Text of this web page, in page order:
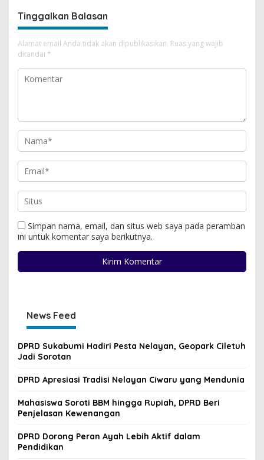
Tinggalkan Balasan
Alamat email Anda tidak akan dipublikasikan. Ruas yang wajib
ditandai *
Simpan nama, email, dan situs web saya pada peramban
ini untuk komentar saya berikutnya.
News Feed
DPRD Sukabumi Hadiri Pesta Nelayan, Geopark Ciletuh
Jadi Sorotan
DPRD Apresiasi Tradisi Nelayan Ciwaru yang Mendunia
Mahasiswa Soroti BBM hingga Rupiah, DPRD Beri
Penjelasan Kewenangan
DPRD Dorong Peran Ayah Lebih Aktif dalam
Pendidikan